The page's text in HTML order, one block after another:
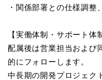
・関係部署との仕様調整
【実働体制・サポート体
配属後は営業担当および
的にフォローします。
中長期の開発プロジェク